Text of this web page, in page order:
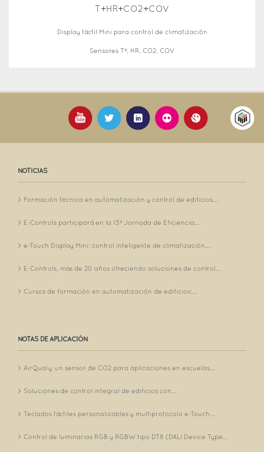
T+HR+CO2+COV
Display táctil Mini para control de climatización
Sensores Tª, HR, CO2, COV
NOTICIAS
Formación técnica en automatización y control de edificios...
E-Controls participará en la 13ª Jornada de Eficiencia...
e-Touch Display Mini: control inteligente de climatización...
E-Controls, más de 20 años ofreciendo soluciones de control...
Cursos de formación en automatización de edificios:...
NOTAS DE APLICACIÓN
AirQualy, un sensor de CO2 para aplicaciones en escuelas...
Soluciones de control integral de edificios con...
Teclados táctiles personalizables y multiprotocolo e-Touch...
Control de luminarias RGB y RGBW tipo DT8 (DALI Device Type...